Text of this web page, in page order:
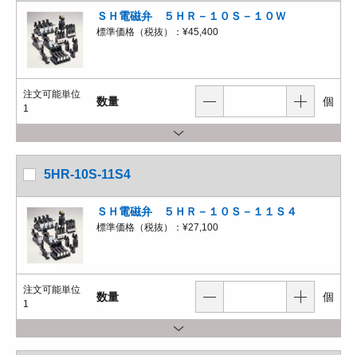
ＳＨ電磁弁 ５ＨＲ－１０Ｓ－１０Ｗ
標準価格（税抜）： ¥45,400
注文可能単位
1
数量 個
5HR-10S-11S4
ＳＨ電磁弁 ５ＨＲ－１０Ｓ－１１Ｓ４
標準価格（税抜）： ¥27,100
注文可能単位
1
数量 個